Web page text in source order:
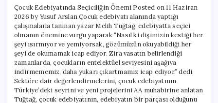
Çocuk Edebiyatında Seçiciliğin Önemi Posted on 11 Haziran
2026 by Yusuf Arslan Çocuk edebiyatı alanında yaptığı
çalışmalarla tanınan yazar Melih Tuğtağ, edebiyatta seçici
olmanın önemine vurgu yaparak “Nasıl ki dişimizin kestiği her
şeyi ısırmıyor ve yemiyorsak, gözümüzün okuyabildiği her
şeyi de okumamak icap ediyor. Zira vasatın belirlendiği
zamanlarda, çocukların entelektüel seviyesini aşağıya
indirmememiz, daha yukarı çıkartmamız icap ediyor.” dedi.
Sektöre dair değerlendirmelerini, çocuk edebiyatının
Türkiye’deki seyrini ve yeni projelerini AA muhabirine anlatan
Tuğtağ, çocuk edebiyatının, edebiyatın bir parçası olduğunu